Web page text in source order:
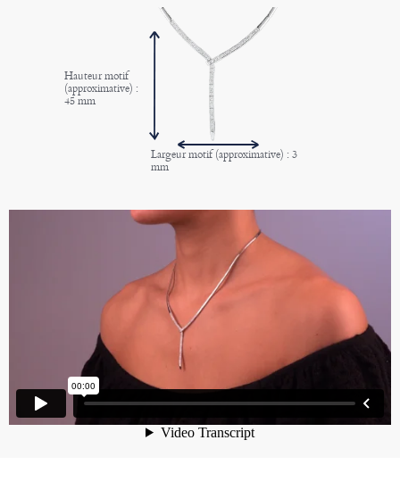
Hauteur motif
(approximative) :
45 mm
Largeur motif (approximative) : 3
mm